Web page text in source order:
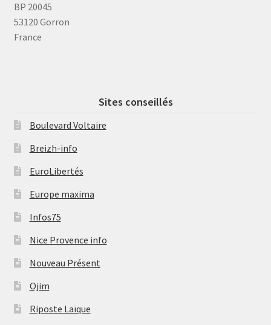
BP 20045
53120 Gorron
France
Sites conseillés
Boulevard Voltaire
Breizh-info
EuroLibertés
Europe maxima
Infos75
Nice Provence info
Nouveau Présent
Ojim
Riposte Laïque